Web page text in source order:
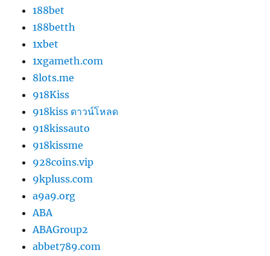
188bet
188betth
1xbet
1xgameth.com
8lots.me
918Kiss
918kiss ดาวน์โหลด
918kissauto
918kissme
928coins.vip
9kpluss.com
a9a9.org
ABA
ABAGroup2
abbet789.com